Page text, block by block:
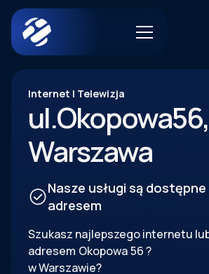
Internet | Telewizja
ul.Okopowa56,
Warszawa
Nasze usługi są
adresem
Szukasz najlepszego internetu
adresem Okopowa56?
w Warszawie?